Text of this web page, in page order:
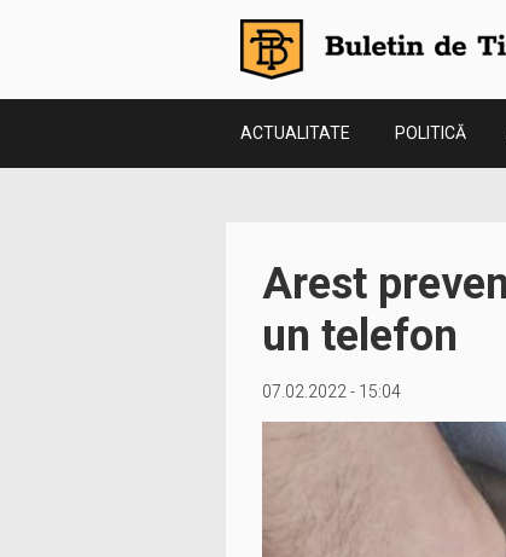
ACTUALITATE POLITICĂ
Arest
un telefon
07.02.2022 - 15:04